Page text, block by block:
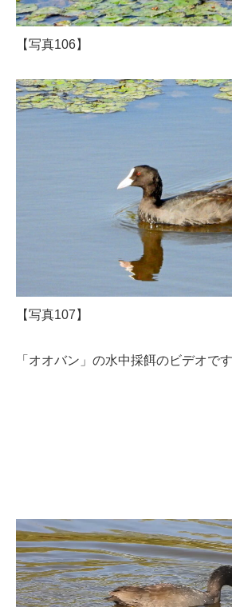
【写真106】
【写真107】
「オオバン」の水中採餌のビデオです